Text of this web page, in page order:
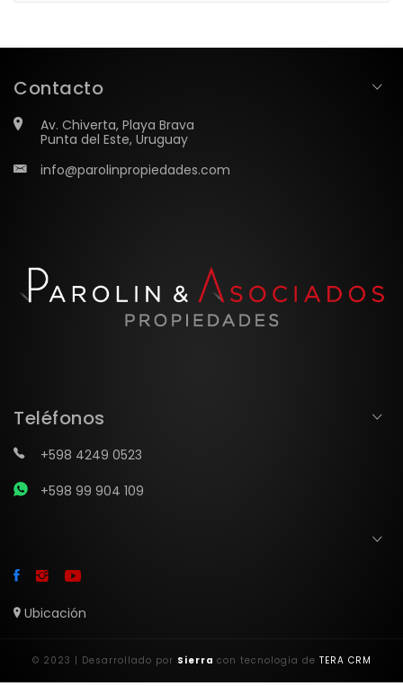
Contacto
Av. Chiverta, Playa Brava
Punta del Este, Uruguay
info@parolinpropiedades.com
Teléfonos
+598 4249 0523
+598 99 904 109
Ubicación
© 2023 | Desarrollado por Sierra con tecnología de TERA CRM